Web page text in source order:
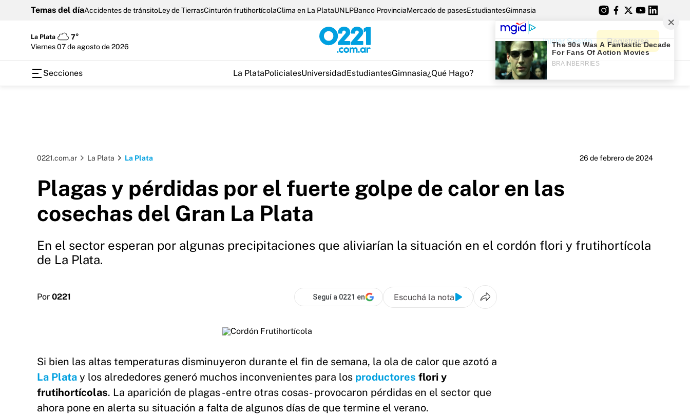
Temas del díaAccidentes de tránsitoLey de TierrasCinturón frutihortícolaClima en La PlataUNLPBanco ProvinciaMercado de pasesEstudiantesGimnasia
La Plata
7°
viernes 07 de agosto de 2026
Iniciar Sesión Registrarse
Secciones La PlataPolicialesUniversidadEstudiantesGimnasia¿Qué Hago?
0221.com.ar La Plata La Plata 26 de febrero de 2024
Plagas y pérdidas por el fuerte golpe de calor en las
cosechas del Gran La Plata
En el sector esperan por algunas precipitaciones que aliviarían la situación en el cordón flori y frutihortícola
de La Plata.
Por 0221 Seguí a 0221 en Escuchá la nota
Si bien las altas temperaturas disminuyeron durante el fin de semana, la ola de calor que azotó a
La Plata y los alrededores generó muchos inconvenientes para los productores flori y
frutihortícolas. La aparición de plagas -entre otras cosas- provocaron pérdidas en el sector que
ahora pone en alerta su situación a falta de algunos días de que termine el verano.